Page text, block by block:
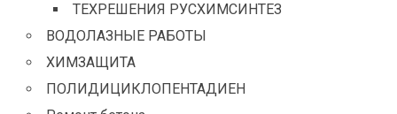
ТЕХРЕШЕНИЯ РУСХИМСИНТЕЗ
ВОДОЛАЗНЫЕ РАБОТЫ
ХИМЗАЩИТА
ПОЛИДИЦИКЛОПЕНТАДИЕН